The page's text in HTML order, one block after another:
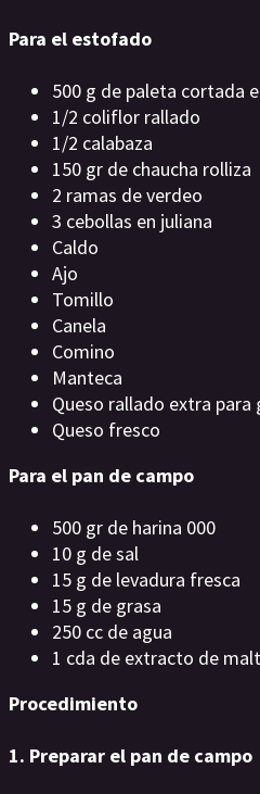
Para el estofado
500 g de paleta cortada
1/2 coliflor rallado
1/2 calabaza
150 gr de chaucha rolliza
2 ramas de verdeo
3 cebollas en juliana
Caldo
Ajo
Tomillo
Canela
Comino
Manteca
Queso rallado extra para
Queso fresco
Para el pan de campo
500 gr de harina 000
10 g de sal
15 g de levadura fresca
15 g de grasa
250 cc de agua
1 cda de extracto de
Procedimiento
1. Preparar el pan de campo